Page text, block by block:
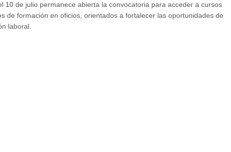
10 de julio permanece abierta la convocatoria para acceder a cursos
de formación en oficios, orientados a fortalecer las oportunidades de
laboral.